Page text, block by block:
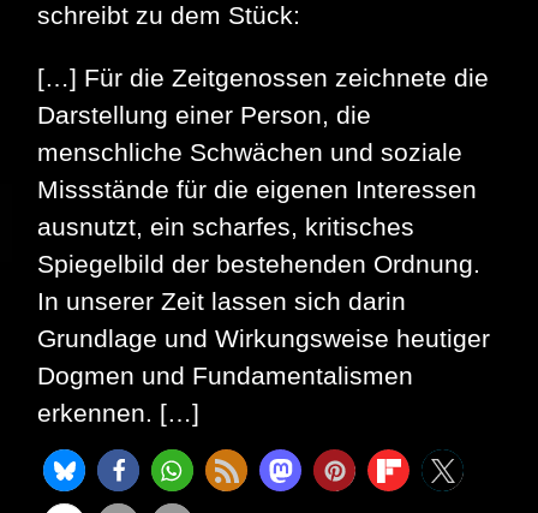
schreibt zu dem Stück:
[…] Für die Zeitgenossen zeichnete die
Darstellung einer Person, die
menschliche Schwächen und soziale
Missstände für die eigenen Interessen
ausnutzt, ein scharfes, kritisches
Spiegelbild der bestehenden Ordnung.
In unserer Zeit lassen sich darin
Grundlage und Wirkungsweise heutiger
Dogmen und Fundamentalismen
erkennen. […]